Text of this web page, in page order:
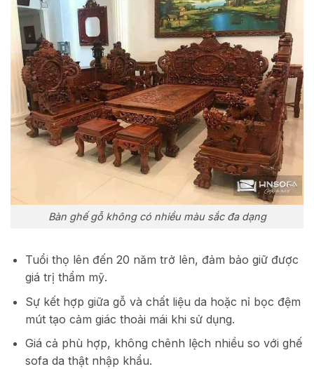
Bàn ghế gỗ không có nhiều màu sắc đa dạng
Tuổi thọ lên đến 20 năm trở lên, đảm bảo giữ được
giá trị thẩm mỹ.
Sự kết hợp giữa gỗ và chất liệu da hoặc nỉ bọc đệm
mút tạo cảm giác thoải mái khi sử dụng.
Giá cả phù hợp, không chênh lệch nhiều so với ghế
sofa da thật nhập khẩu.